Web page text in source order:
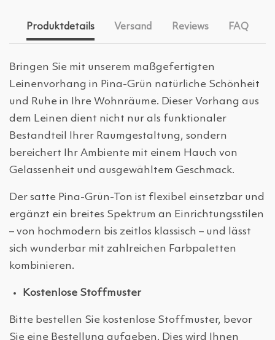
Produktdetails Versand Reviews FAQ
Bringen Sie mit unserem maßgefertigten
Leinenvorhang in Pina-Grün natürliche Schönheit
und Ruhe in Ihre Wohnräume. Dieser Vorhang aus
dem Leinen dient nicht nur als funktionaler
Bestandteil Ihrer Raumgestaltung, sondern
bereichert Ihr Ambiente mit einem Hauch von
Gelassenheit und ausgewähltem Geschmack.
Der satte Pina-Grün-Ton ist flexibel einsetzbar und
ergänzt ein breites Spektrum an Einrichtungsstilen
– von hochmodern bis zeitlos klassisch – und lässt
sich wunderbar mit zahlreichen Farbpaletten
kombinieren.
Kostenlose Stoffmuster
Bitte bestellen Sie kostenlose Stoffmuster, bevor
Sie eine Bestellung aufgeben. Dies wird Ihnen